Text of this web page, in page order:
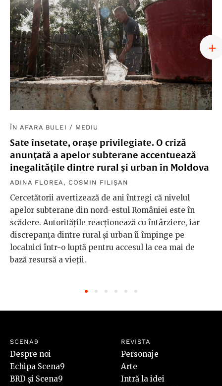
ÎN AFARA BULEI / MEDIU
Sate însetate, orașe privilegiate. O criză
anunțată a apelor subterane accentuează
inegalitățile dintre rural și urban în Moldova
ADINA FLOREA , COSMIN FILIȘAN
Cercetătorii avertizează de ani întregi că nivelul
apelor subterane din nord-estul României este în
scădere. Autoritățile reacționează cu întârziere, iar
discrepanța dintre rural și urban îi împinge pe
localnici într-o luptă pentru accesul la cea mai de
bază resursă a vieții.
SCENA9
Despre noi
Echipa Scena9
BRD și Scena9
REVISTA
Personaje
Arte
Intră la idei